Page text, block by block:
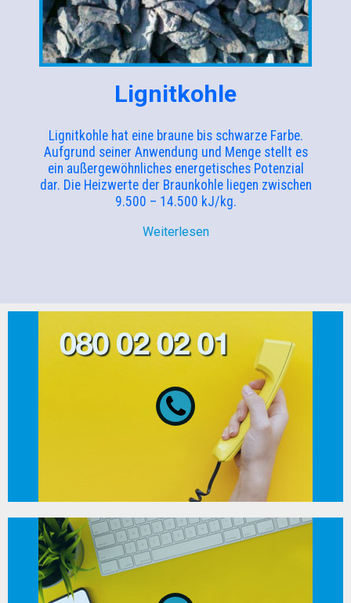
Lignitkohle
Lignitkohle hat eine braune bis schwarze Farbe.
Aufgrund seiner Anwendung und Menge stellt es
ein außergewöhnliches energetisches Potenzial
dar. Die Heizwerte der Braunkohle liegen zwischen
9.500 – 14.500 kJ/kg.
Weiterlesen
080 02 02 01